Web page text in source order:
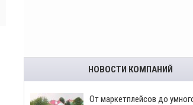
НОВОСТИ КОМПАНИЙ
От маркетплейсов до